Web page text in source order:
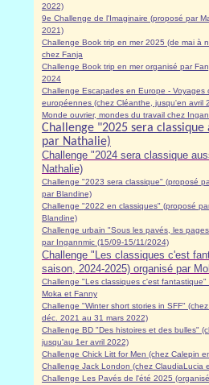
2022)
9e Challenge de l'Imaginaire (proposé par
2021)
Challenge Book trip en mer 2025 (de mai à
chez Fanja
Challenge Book trip en mer organisé par
2024
Challenge Escapades en Europe - Voyages
européennes (chez Cléanthe, jusqu'en avril
Monde ouvrier, mondes du travail chez
Challenge "2025 sera classique
par Nathalie)
Challenge "2024 sera classique
Nathalie)
Challenge "2023 sera classique" (proposé
par Blandine)
Challenge "2022 en classiques" (proposé
Blandine)
Challenge urbain "Sous les pavés, les
par Ingannmic (15/09-15/11/2024)
Challenge "Les classiques c'est
saison, 2024-2025) organisé par
Challenge "Les classiques c'est
Moka et Fanny
Challenge "Winter short stories in SFF"
déc. 2021 au 31 mars 2022)
Challenge BD "Des histoires et des bulles"
jusqu'au 1er avril 2022)
Challenge Chick Litt for Men (chez Calepin
Challenge Jack London (chez ClaudiaLucia
Challenge Les Pavés de l'été 2025